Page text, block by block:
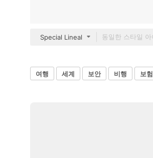
Special Lineal
여행 세계 보안 비행 보험